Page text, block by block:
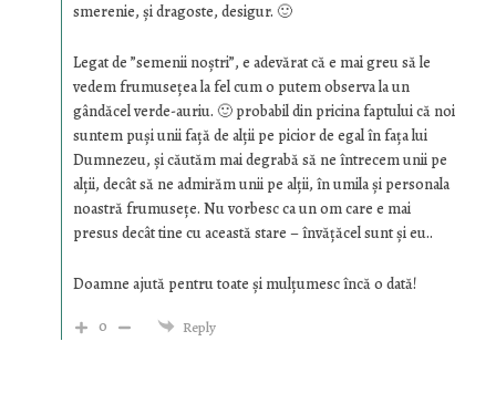
smerenie, și dragoste, desigur. 🙂
Legat de ”semenii noștri”, e adevărat că e mai greu să le
vedem frumusețea la fel cum o putem observa la un
gândăcel verde-auriu. 🙂 probabil din pricina faptului că noi
suntem puși unii față de alții pe picior de egal în fața lui
Dumnezeu, și căutăm mai degrabă să ne întrecem unii pe
alții, decât să ne admirăm unii pe alții, în umila și personala
noastră frumusețe. Nu vorbesc ca un om care e mai
presus decât tine cu această stare – învățăcel sunt și eu..
Doamne ajută pentru toate și mulțumesc încă o dată!
0
Reply